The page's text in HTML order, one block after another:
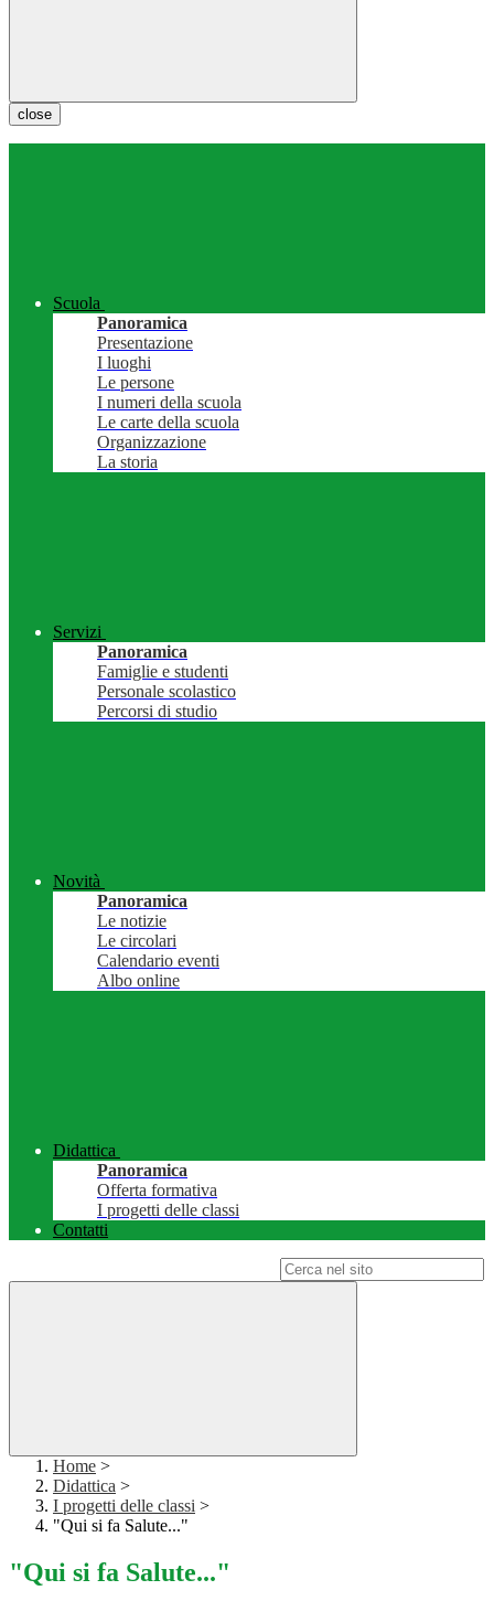
close
Scuola
Panoramica
Presentazione
I luoghi
Le persone
I numeri della scuola
Le carte della scuola
Organizzazione
La storia
Servizi
Panoramica
Famiglie e studenti
Personale scolastico
Percorsi di studio
Novità
Panoramica
Le notizie
Le circolari
Calendario eventi
Albo online
Didattica
Panoramica
Offerta formativa
I progetti delle classi
Contatti
Home >
Didattica >
I progetti delle classi >
"Qui si fa Salute..."
"Qui si fa Salute..."